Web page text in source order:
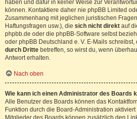
haben und dafür in keiner Weise zur
können. Kontaktiere daher nie phpBB Limited
Zusammenhang mit jeglichen juristischen
Haftungsfragen usw.), die sich nicht direkt auf
phpbb.de oder die phpBB-Software selbst
oder phpBB Deutschland e. V. E-Mails schreibst,
durch Dritte betreffen, so wirst du, wenn
Antwort erhalten.
Nach oben
Wie kann ich einen Administrator des Boards
Alle Benutzer des Boards können das
Funktion durch die Board-Administration aktiviert
Mitglieder des Boards können zusätzlich den